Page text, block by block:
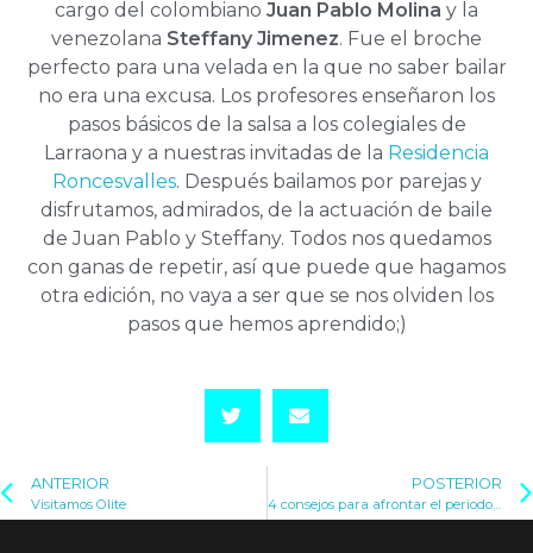
cargo del colombiano Juan Pablo Molina y la
venezolana Steffany Jimenez. Fue el broche
perfecto para una velada en la que no saber bailar
no era una excusa. Los profesores enseñaron los
pasos básicos de la salsa a los colegiales de
Larraona y a nuestras invitadas de la Residencia
Roncesvalles. Después bailamos por parejas y
disfrutamos, admirados, de la actuación de baile
de Juan Pablo y Steffany. Todos nos quedamos
con ganas de repetir, así que puede que hagamos
otra edición, no vaya a ser que se nos olviden los
pasos que hemos aprendido;)
ANTERIOR
Visitamos Olite
POSTERIOR
4 consejos para afrontar el periodo de exámenes